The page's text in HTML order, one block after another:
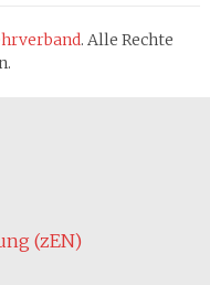
(zEN)
. Alle Rechte